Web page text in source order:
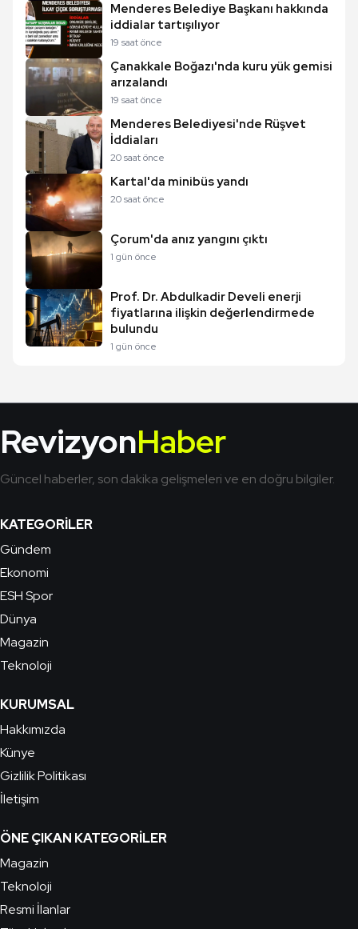
Menderes Belediye Başkanı hakkında
iddialar tartışılıyor
19 saat önce
Çanakkale Boğazı'nda kuru yük gemisi
arızalandı
19 saat önce
Menderes Belediyesi'nde Rüşvet
İddiaları
20 saat önce
Kartal'da minibüs yandı
20 saat önce
Çorum'da anız yangını çıktı
1 gün önce
Prof. Dr. Abdulkadir Develi enerji
fiyatlarına ilişkin değerlendirmede
bulundu
1 gün önce
RevizyonHaber
Güncel haberler, son dakika gelişmeleri ve en doğru bilgiler.
KATEGORILER
Gündem
Ekonomi
ESH Spor
Dünya
Magazin
Teknoloji
KURUMSAL
Hakkımızda
Künye
Gizlilik Politikası
İletişim
ÖNE ÇIKAN KATEGORILER
Magazin
Teknoloji
Resmi İlanlar